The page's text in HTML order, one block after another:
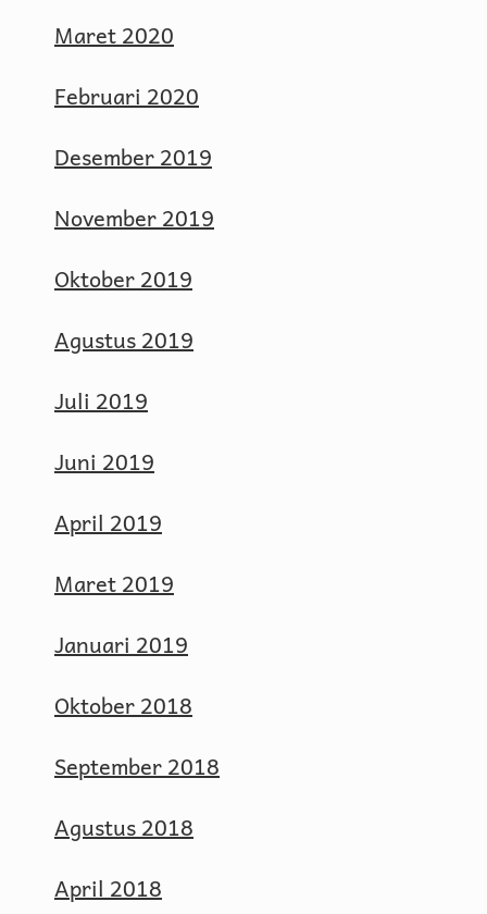
Maret 2020
Februari 2020
Desember 2019
November 2019
Oktober 2019
Agustus 2019
Juli 2019
Juni 2019
April 2019
Maret 2019
Januari 2019
Oktober 2018
September 2018
Agustus 2018
April 2018